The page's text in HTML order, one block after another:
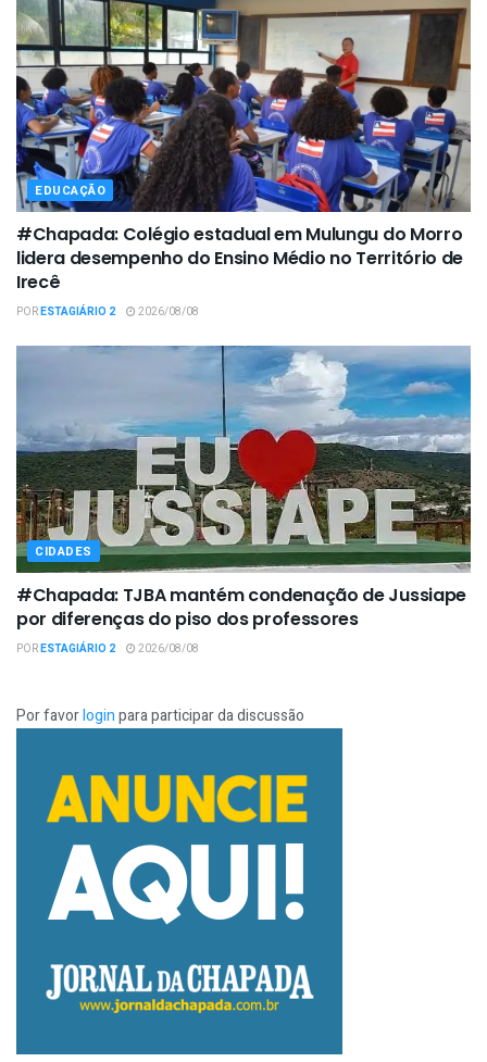
EDUCAÇÃO
#Chapada: Colégio estadual em Mulungu do Morro
lidera desempenho do Ensino Médio no Território de
Irecê
PORESTAGIÁRIO 2 2026/08/08
CIDADES
#Chapada: TJBA mantém condenação de Jussiape
por diferenças do piso dos professores
PORESTAGIÁRIO 2 2026/08/08
Por favorloginpara participar da discussão